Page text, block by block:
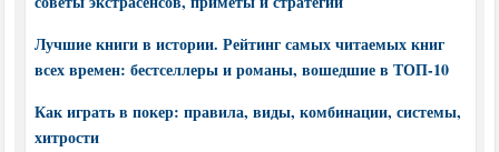
Лучшие книги в истории. Рейтинг самых читаемых книг
всех времен: бестселлеры и романы, вошедшие в ТОП-10
Как играть в покер: правила, виды, комбинации, системы,
хитрости